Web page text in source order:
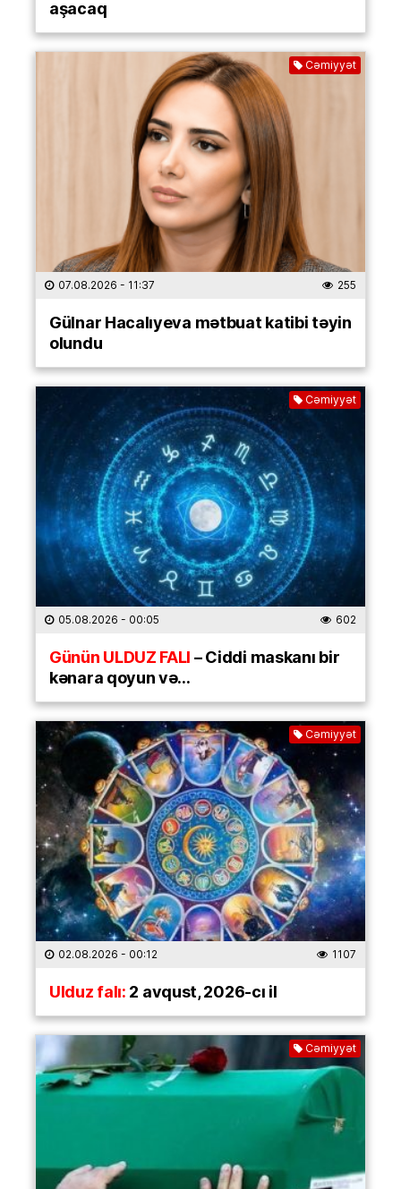
aşacaq
Cəmiyyət
07.08.2026 - 11:37 255
Gülnar Hacalıyeva mətbuat katibi təyin
olundu
Cəmiyyət
05.08.2026 - 00:05 602
Günün ULDUZ FALI– Ciddi maskanı bir
kənara qoyun və…
Cəmiyyət
02.08.2026 - 00:12 1107
Ulduz falı:2 avqust, 2026-cı il
Cəmiyyət